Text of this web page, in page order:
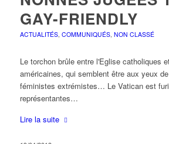
GAY-FRIENDLY
ACTUALITÉS, COMMUNIQUÉS, NON CLASSÉ
Le torchon brûle entre l'Eglise catholiques
américaines, qui semblent être aux yeux
féministes extrémistes… Le Vatican est
représentantes…
Lire la suite